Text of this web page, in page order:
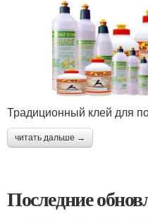
Традиционный клей для
читать дальше →
Последние